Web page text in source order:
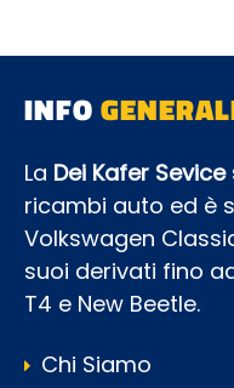
INFO
La Dei Kafer Sevice
ricambi auto ed è
Volkswagen
suoi derivati fino
T4 e New Beetle.
Chi Siamo